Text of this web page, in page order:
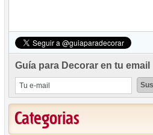
Guía para Decorar en tu email
Categorias